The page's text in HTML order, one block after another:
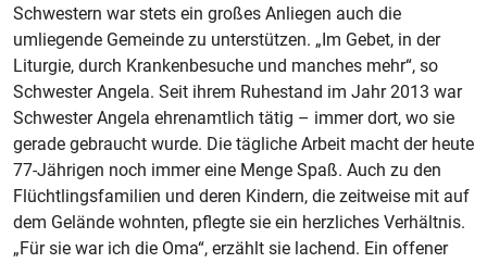
Schwestern war stets ein großes Anliegen auch die
umliegende Gemeinde zu unterstützen. „Im Gebet, in der
Liturgie, durch Krankenbesuche und manches mehr“, so
Schwester Angela. Seit ihrem Ruhestand im Jahr 2013 war
Schwester Angela ehrenamtlich tätig – immer dort, wo sie
gerade gebraucht wurde. Die tägliche Arbeit macht der heute
77-Jährigen noch immer eine Menge Spaß. Auch zu den
Flüchtlingsfamilien und deren Kindern, die zeitweise mit auf
dem Gelände wohnten, pflegte sie ein herzliches Verhältnis.
„Für sie war ich die Oma“, erzählt sie lachend. Ein offener